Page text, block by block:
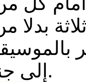
بدلا
إلى جنب مع عودة قوية.